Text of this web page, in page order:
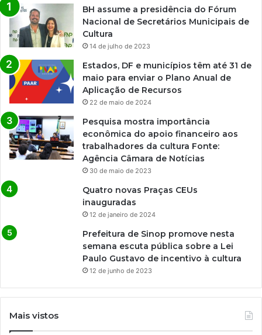
BH assume a presidência do Fórum
Nacional de Secretários Municipais de
Cultura
14 de julho de 2023
Estados, DF e municípios têm até 31 de
maio para enviar o Plano Anual de
Aplicação de Recursos
22 de maio de 2024
Pesquisa mostra importância
econômica do apoio financeiro aos
trabalhadores da cultura Fonte:
Agência Câmara de Notícias
30 de maio de 2023
Quatro novas Praças CEUs
inauguradas
12 de janeiro de 2024
Prefeitura de Sinop promove nesta
semana escuta pública sobre a Lei
Paulo Gustavo de incentivo à cultura
12 de junho de 2023
Mais vistos